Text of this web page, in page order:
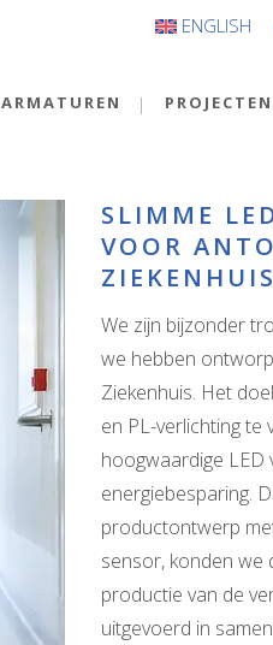
ENGLISH
ARMATUREN PROJECTEN
SLIMME
VOOR
ZIEKENHUIS
We zijn bijzonder
we hebben
Ziekenhuis. Het
en PL-verlichting te
hoogwaardige LED
energiebesparing.
productontwerp
sensor, konden we
productie van de
uitgevoerd in